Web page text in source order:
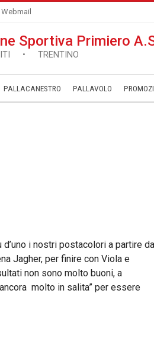
Webmail
Sportiva Primiero
• TRENTINO
PALLACANESTRO PALLAVOLO
i nostri postacolori a partire da
Jagher, per finire con Viola e
non sono molto buoni, a
molto in salita” per essere